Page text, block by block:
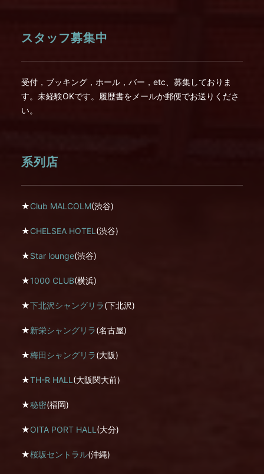
スタッフ募集中
受付，ブッキング，ホール，バー，etc、募集しておりま
す。未経験OKです。履歴書をメールか郵便でお送りくださ
い。
系列店
★Club MALCOLM(渋谷)
★CHELSEA HOTEL (渋谷)
★Star lounge(渋谷)
★1000 CLUB(横浜)
★下北沢シャングリラ(下北沢)
★新栄シャングリラ(名古屋)
★梅田シャングリラ(大阪)
★TH-R HALL (大阪関大前)
★秘密(福岡)
★OITA PORT HALL (大分)
★桜坂セントラル(沖縄)